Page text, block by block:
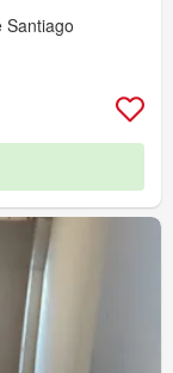
Santiago